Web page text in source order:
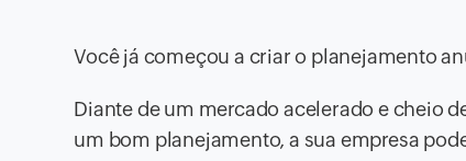
Você já começou a criar o planejamento
Diante de um mercado acelerado e cheio
um bom planejamento, a sua empresa